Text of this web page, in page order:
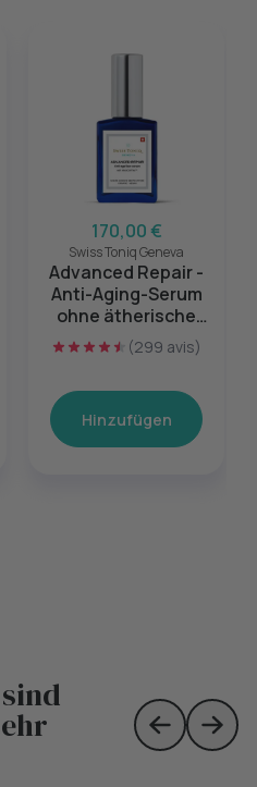
170,00 €
Swiss Toniq Geneva
Advanced Repair -
Anti-Aging-Serum
ohne ätherische
Öle(299 avis)
Hinzufügen
Skip toSkip